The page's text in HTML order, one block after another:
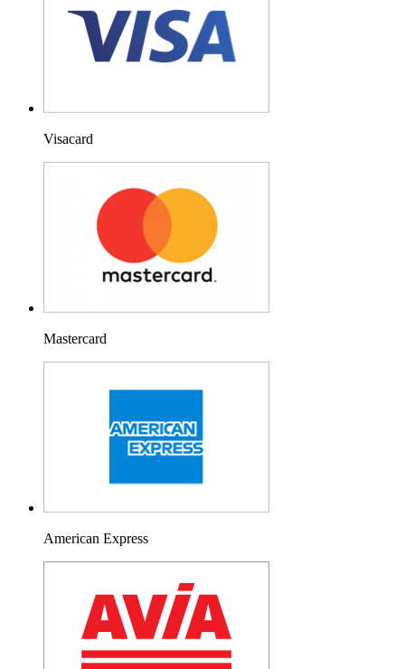
Visacard
Mastercard
American Express